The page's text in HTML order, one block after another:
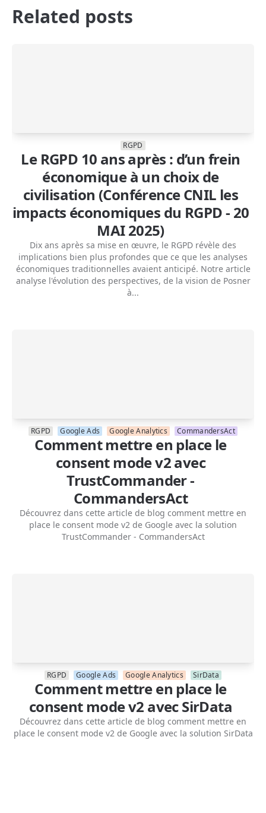
Related posts
RGPD
Le RGPD 10 ans après : d’un frein
économique à un choix de
civilisation (Conférence CNIL les
impacts économiques du RGPD - 20
MAI 2025)
Dix ans après sa mise en œuvre, le RGPD révèle des
implications bien plus profondes que ce que les analyses
économiques traditionnelles avaient anticipé. Notre article
analyse l'évolution des perspectives, de la vision de Posner
à...
RGPD Google Ads Google Analytics CommandersAct
Comment mettre en place le
consent mode v2 avec
TrustCommander -
CommandersAct
Découvrez dans cette article de blog comment mettre en
place le consent mode v2 de Google avec la solution
TrustCommander - CommandersAct
RGPD Google Ads Google Analytics SirData
Comment mettre en place le
consent mode v2 avec SirData
Découvrez dans cette article de blog comment mettre en
place le consent mode v2 de Google avec la solution SirData